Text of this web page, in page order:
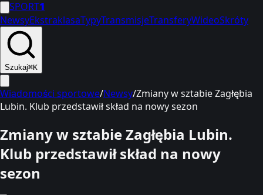
SPORT1
NewsyEkstraklasaTypyTransmisjeTransferyWideoSkróty
Szukaj⌘K
Wiadomości sportowe/Newsy/Zmiany w sztabie Zagłębia
Lubin. Klub przedstawił skład na nowy sezon
Zmiany w sztabie Zagłębia Lubin.
Klub przedstawił skład na nowy
sezon